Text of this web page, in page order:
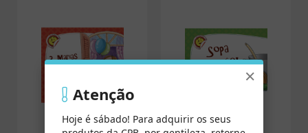
×
Atenção
Hoje é sábado! Para adquirir os seus